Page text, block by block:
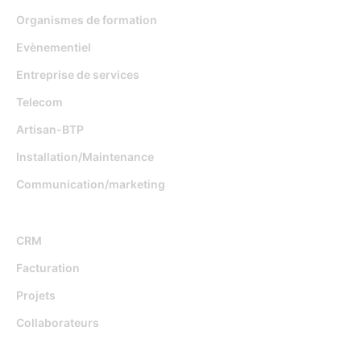
Organismes de formation
Evènementiel
Entreprise de services
Telecom
Artisan-BTP
Installation/Maintenance
Communication/marketing
CRM
Facturation
Projets
Collaborateurs